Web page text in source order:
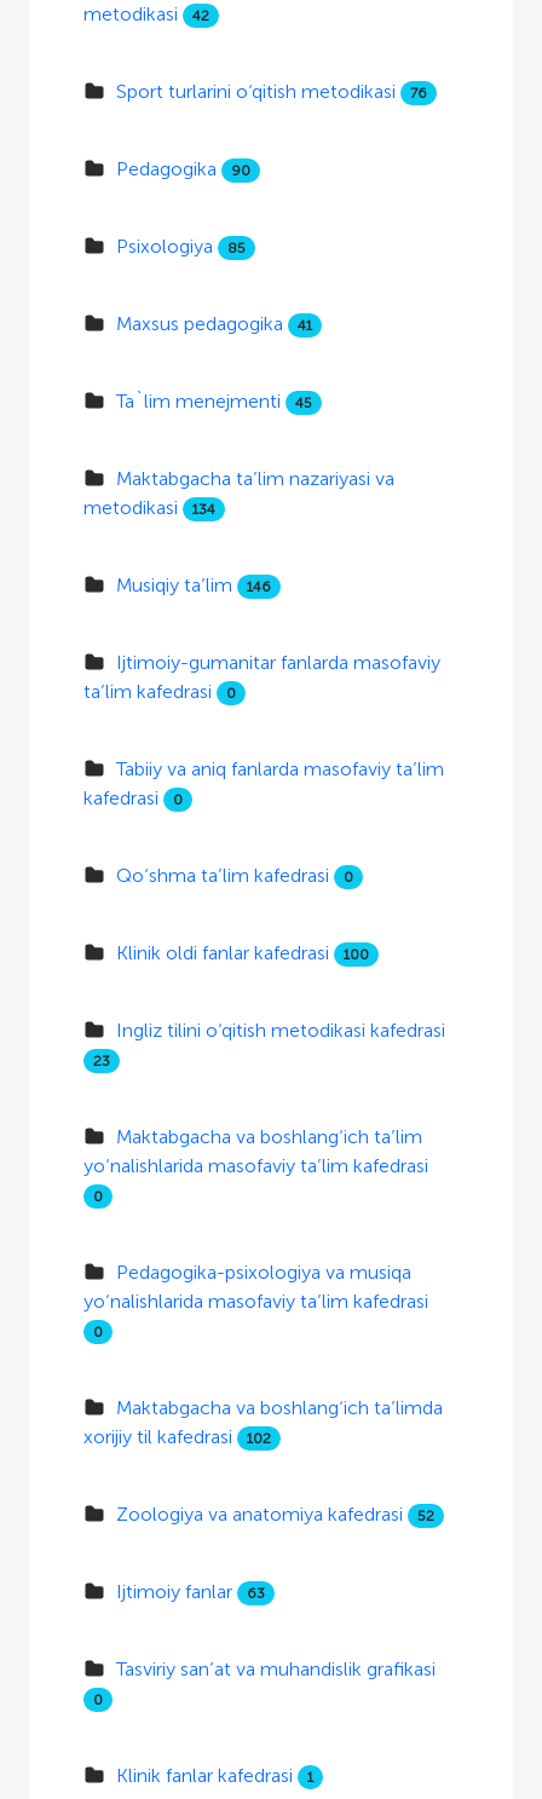
metodikasi
42
Sport turlarini o‘qitish metodikasi 76
Pedagogika 90
Psixologiya 85
Maxsus pedagogika 41
Ta`lim menejmenti 45
Maktabgacha ta’lim nazariyasi va
metodikasi
134
Musiqiy ta’lim 146
Ijtimoiy-gumanitar fanlarda masofaviy
ta’lim kafedrasi
0
Tabiiy va aniq fanlarda masofaviy ta’lim
kafedrasi
0
Qo‘shma ta’lim kafedrasi 0
Klinik oldi fanlar kafedrasi 100
Ingliz tilini o‘qitish metodikasi kafedrasi
23
Maktabgacha va boshlang‘ich ta’lim
yo‘nalishlarida masofaviy ta’lim kafedrasi
0
Pedagogika-psixologiya va musiqa
yo‘nalishlarida masofaviy ta’lim kafedrasi
0
Maktabgacha va boshlang‘ich ta’limda
xorijiy til kafedrasi
102
Zoologiya va anatomiya kafedrasi 52
Ijtimoiy fanlar 63
Tasviriy san’at va muhandislik grafikasi
0
Klinik fanlar kafedrasi 1